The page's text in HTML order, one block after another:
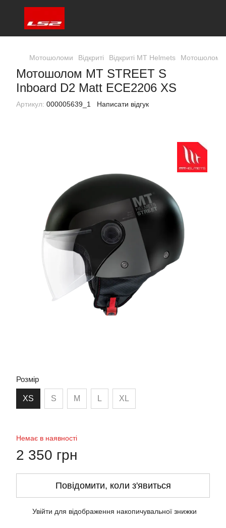
Мотошоломи Відкриті Відкриті MT Helmets Мотошолом
Мотошолом MT STREET S
Inboard D2 Matt ECE2206 XS
Артикул: 000005639_1 Написати відгук
Розмір
XS S M L XL
Немає в наявності
2 350 грн
Повідомити, коли з'явиться
Увійти для відображення накопичувальної знижки